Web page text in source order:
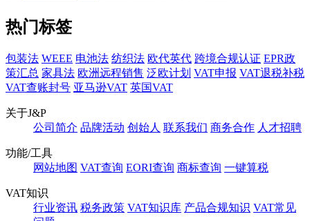
热门标签
包装法 WEEE 电池法 纺织法 欧代英代 跨境合规认证 EPR政
策汇总 家具法 欧洲远程销售 泛欧计划 VAT申报 VAT退税补税
VAT查账封号 亚马逊VAT 英国VAT
关于J&P
公司简介 品牌活动 创始人 联系我们 商务合作 人才招聘
功能/工具
网站地图 VAT查询 EORI查询 商标查询 一键算税
VAT知识
行业资讯 税务政策 VAT知识库 产品合规知识 VAT常见